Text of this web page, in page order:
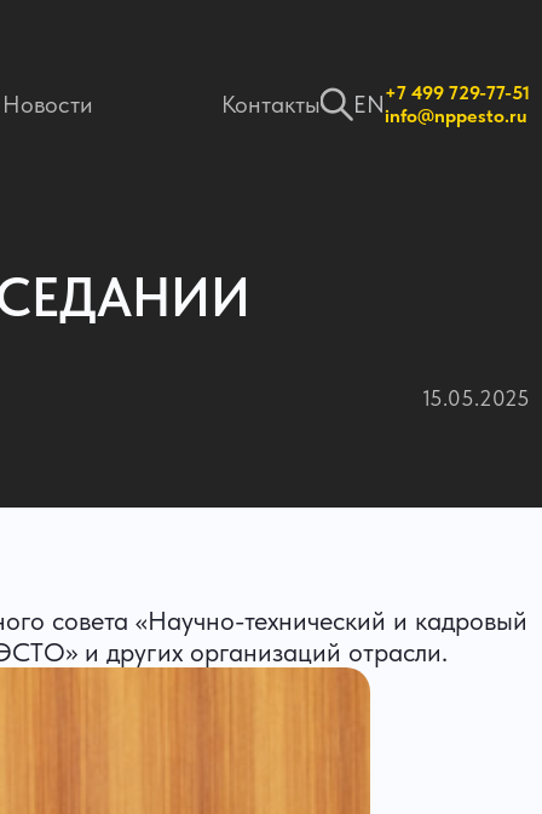
Новости Контакты EN+7 499 729-77-51
info@nppesto.ru
15.05.2025
совета «Научно-технический и кадровый
и других организаций отрасли.